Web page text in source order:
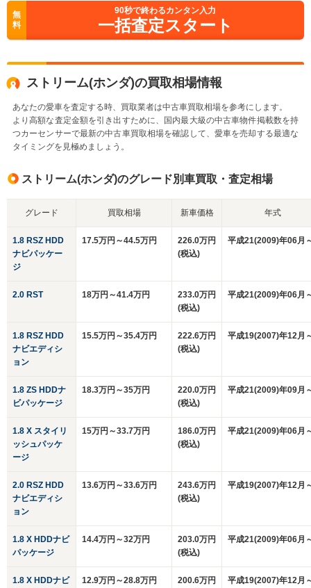
無
料
90秒で終わるカンタン入力
一括査定スタート
ストリーム(ホンダ)の買取相場情報
あなたの愛車を査定する時、買取業者は中古車買取相場を参考にします。
より高額な査定金額を引き出すために、国内最大級の中古車物件掲載数を持
つカーセンサーで最新の中古車買取相場を確認して、愛車を売却する最適な
タイミングを見極めましょう。
ストリーム(ホンダ)のグレード別車買取・査定相場
グレード 買取相場 新車価格 年式
1.8 RSZ HDD
ナビパッケー
ジ
17.5万円～44.5万円
226.0万円
(税込)
平成21(2009)年06月
2.0 RST 18万円～41.4万円
233.0万円
(税込)
平成21(2009)年06月
1.8 RSZ HDD
ナビエディシ
ョン
15.5万円～35.4万円
222.6万円
(税込)
平成19(2007)年12月
1.8 ZS HDDナ
ビパッケージ
18.3万円～35万円
220.0万円
(税込)
平成21(2009)年09月
1.8 X スタイリ
ッシュパッケ
ージ
15万円～33.7万円
186.0万円
(税込)
平成21(2009)年06月
2.0 RSZ HDD
ナビエディシ
ョン
13.6万円～33.6万円
243.6万円
(税込)
平成19(2007)年12月
1.8 X HDDナビ
パッケージ
14.4万円～32万円
203.0万円
(税込)
平成21(2009)年06月
1.8 X HDDナビ
12.9万円～28.8万円
200.6万円
平成19(2007)年12月